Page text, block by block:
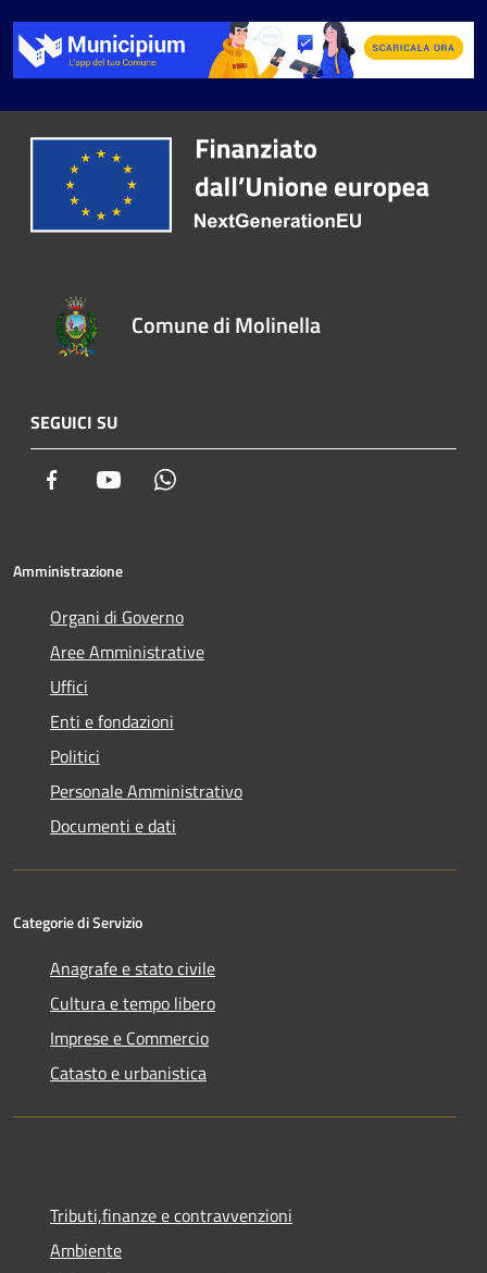
Comune di Molinella
SEGUICI SU
Facebook Youtube
Amministrazione
Organi di Governo
Aree Amministrative
Uffici
Enti e fondazioni
Politici
Personale Amministrativo
Documenti e dati
Categorie di Servizio
Anagrafe e stato civile
Cultura e tempo libero
Imprese e Commercio
Catasto e urbanistica
Tributi,finanze e contravvenzioni
Ambiente